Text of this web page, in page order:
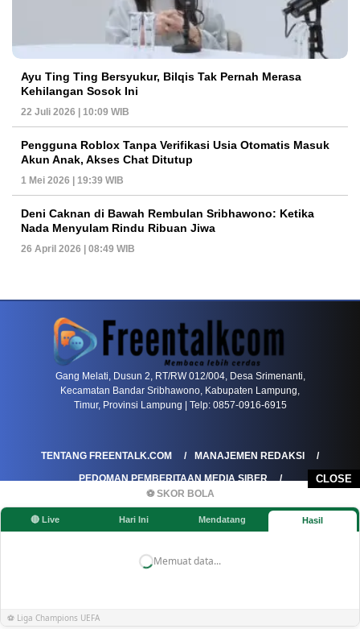
CLOSE
⚽ SKOR BOLA
🔴 Live Hari Ini Mendatang Hasil
Memuat data...
⚽ Liga Champions UEFA
Ayu Ting Ting Bersyukur, Bilqis Tak Pernah Merasa
Kehilangan Sosok Ini
22 Juli 2026 | 10:09 WIB
Pengguna Roblox Tanpa Verifikasi Usia Otomatis Masuk
Akun Anak, Akses Chat Ditutup
1 Mei 2026 | 19:39 WIB
Deni Caknan di Bawah Rembulan Sribhawono: Ketika
Nada Menyulam Rindu Ribuan Jiwa
26 April 2026 | 08:49 WIB
PETIR800 LOGIN PETIR800 Tren Mobile Entertainment Terus Mendorong
Gang Melati, Dusun 2, RT/RW 012/004, Desa Srimenanti,
Kecamatan Bandar Sribhawono, Kabupaten Lampung,
Timur, Provinsi Lampung | Telp: 0857-0916-6915
TENTANG FREENTALK.COM
MANAJEMEN REDAKSI
PEDOMAN PEMBERITAAN MEDIA SIBER
PEDOMAN PEMBERITAAN RAMAH ANAK
KOREKSI & KLARIFIKASI
KEBIJAKAN IKLAN / ADVERTORIAL